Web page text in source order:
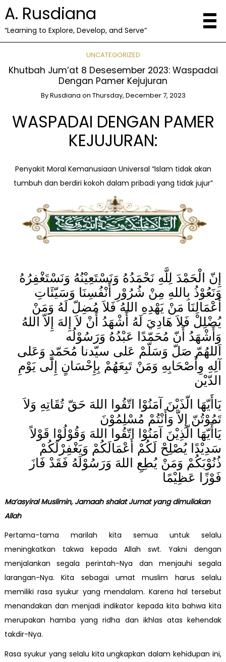
A. Rusdiana
“Learning to Explore, Develop, and Serve”
UNCATEGORIZED
Khutbah Jum’at 8 Desesember 2023: Waspadai
Dengan Pamer Kejujuran
ByRusdiana on Thursday, December 7, 2023
WASPADAI DENGAN PAMER
KEJUJURAN:
Penyakit Moral Kemanusiaan Universal “Islam tidak akan
tumbuh dan berdiri kokoh dalam pribadi yang tidak jujur”
إِنّ الْحَمْدَ لِلَّهِ نَحْمَدُهُ وَنَسْتَعِيْنُهُ وَنَسْتَغْفِرُهُ
وَنَعُوْذُ بِاللهِ مِنْ شُرُوْرِ أَنْفُسِنَا وَسَيّئَاتِ
أَعْمَالِنَا مَنْ يَهْدِهِ اللهُ فَلاَ مُضِلّ لَهُ وَمَنْ
يُضْلِلْ فَلاَ هَادِيَ لَهُ أَشْهَدُ أَنْ لاَ إِلهَ إِلاّ اللهُ
وَأَشْهَدُ أَنّ مُحَمّدًا عَبْدُهُ وَرَسُوْلُه
اَللهُمّ صَلّ وَسَلّمْ عَلى سيّدنا مُحَمّدٍ وَعَلى
آلِهِ وِأَصْحَابِهِ وَمَنْ تَبِعَهُمْ بِإِحْسَانٍ إِلَى يَوْمِ
الدّيْن
يَاأَيّهَا الّذَيْنَ آمَنُوْا اتّقُوا اللهَ حَقّ تُقَاتِهِ وَلاَ
تَمُوْتُنّ إِلاّ وَأَنْتُمْ مُسْلِمُوْنَ
يَاأَيّهَا الّذِيْنَ آمَنُوْا اتّقُوا اللهَ وَقُوْلُوْا قَوْلاً
سَدِيْدًا يُصْلِحْ لَكُمْ أَعْمَالَكُمْ وَيَغْفِرْلَكُمْ
ذُنُوْبَكُمْ وَمَنْ يُطِعِ اللهَ وَرَسُوْلَهُ فَقَدْ فَازَ
فَوْزًا عَظِيْمًا
Ma’asyiral Muslimin, Jamaah shalat Jumat yang dimuliakan
Allah
Pertama-tama marilah kita semua untuk selalu
meningkatkan takwa kepada Allah swt. Yakni dengan
menjalankan segala perintah-Nya dan menjauhi segala
larangan-Nya. Kita sebagai umat muslim harus selalu
memiliki rasa syukur yang mendalam. Karena hal tersebut
menandakan dan menjadi indikator kepada kita bahwa kita
merupakan hamba yang ridha dan ikhlas atas kehendak
takdir-Nya.
Rasa syukur yang selalu kita ungkapkan dalam kehidupan ini,